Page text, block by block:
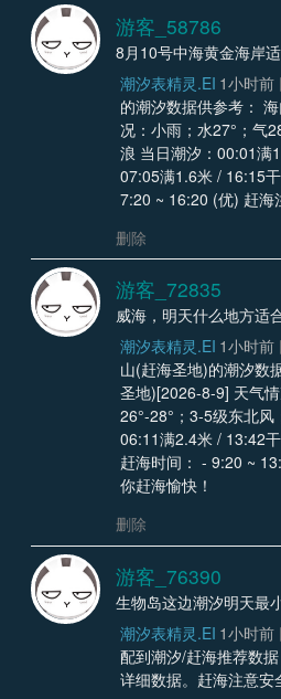
游客_58786
8月10号中海黄金海岸
潮汐表精灵.EI 1小时前
的潮汐数据供参考：
况：小雨；水27°；气
浪 当日潮汐：00:01满
07:05满1.6米 / 16:15
7:20 ~ 16:20 (优) 赶海
删除
游客_72835
威海，明天什么地方适
潮汐表精灵.EI 1小时前
山(赶海圣地)的潮汐数
圣地)[2026-8-9] 天气
26°-28°；3-5级东北风
06:11满2.4米 / 13:42
赶海时间： - 9:20 ~
你赶海愉快！
删除
游客_76390
生物岛这边潮汐明天最
潮汐表精灵.EI 1小时前
配到潮汐/赶海推荐数
详细数据。赶海注意安